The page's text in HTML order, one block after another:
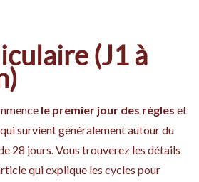
(J1 à
le premier jour des règles et
qui survient généralement autour du
28 jours. Vous trouverez les détails
qui explique les cycles pour